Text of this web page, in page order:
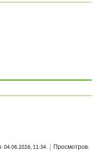
11:34
Просмотров: